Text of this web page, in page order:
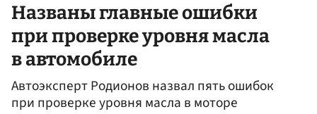
Названы главные ошибки
при проверке уровня масла
в автомобиле
Автоэксперт Родионов назвал пять ошибок
при проверке уровня масла в моторе